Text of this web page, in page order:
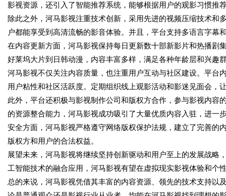
影视资源，还引入了智能推荐系统，能够根据用户的观影习惯推
除此之外，河马影视注重技术创新，采用先进的视频压缩技术
户都能享受到高清流畅的影音体验。并且，平台支持多语言字幕
在内容更新方面，河马影视保持每日更新数十部新影片和热播剧
好莱坞大片到日韩动漫，内容丰富多样，满足各种年龄层和兴趣
河马影视不仅关注内容质量，也注重用户互动与社区建设。平台
用户粘性和社区活跃度。定期组织线上观影活动和影迷见面会，
此外，平台还积极与影视制作公司和版权方合作，参与影视内
的资源整合能力，河马影视成功吸引了大量优质内容入驻，进一
安全方面，河马影视严格遵守网络版权保护法规，建立了完善的
版权方和用户的合法权益。
展望未来，河马影视将继续坚持创新驱动和用户至上的发展战
工智能技术的融合应用，河马影视有望在虚拟现实影视体验和个
总的来说，河马影视凭借其丰富的内容资源、领先的技术支持